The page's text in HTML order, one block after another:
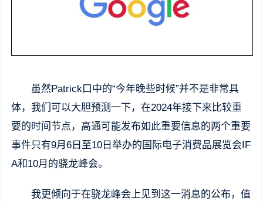
虽然Patrick口中的“今年晚些时候”并不是非常具
体，我们可以大胆预测一下，在2024年接下来比较重
要的时间节点，高通可能发布如此重要信息的两个重要
事件只有9月6日至10日举办的国际电子消费品展览会IF
A和10月的骁龙峰会。
我更倾向于在骁龙峰会上见到这一消息的公布，值